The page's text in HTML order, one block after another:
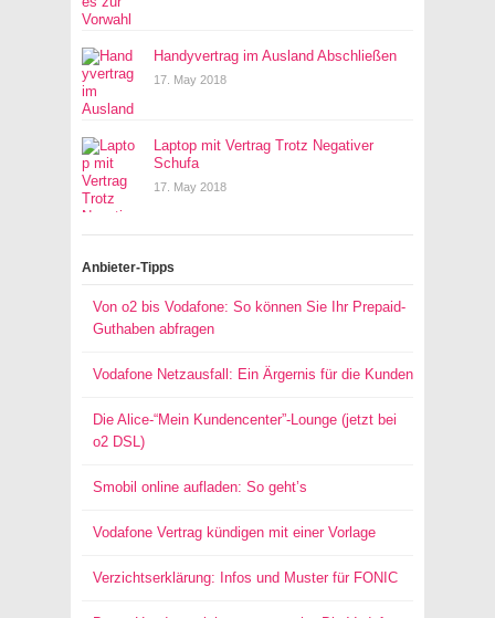
Handyvertrag im Ausland Abschließen
17. May 2018
Laptop mit Vertrag Trotz Negativer
Schufa
17. May 2018
Anbieter-Tipps
Von o2 bis Vodafone: So können Sie Ihr Prepaid-
Guthaben abfragen
Vodafone Netzausfall: Ein Ärgernis für die Kunden
Die Alice-“Mein Kundencenter”-Lounge (jetzt bei
o2 DSL)
Smobil online aufladen: So geht’s
Vodafone Vertrag kündigen mit einer Vorlage
Verzichtserklärung: Infos und Muster für FONIC